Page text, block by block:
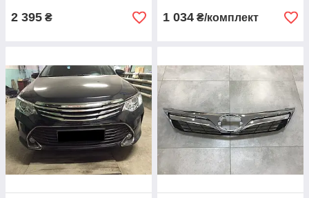
2 395 ₴ 1 034 ₴/комплект